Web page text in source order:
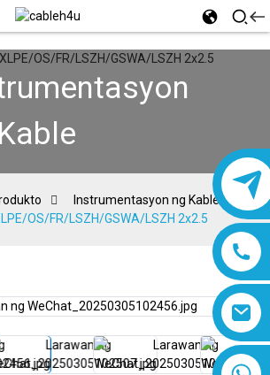
8618019377761
Instrumentasyon ng Kable
OS/FR/LSZH/GSWA/LSZH 2x2.5